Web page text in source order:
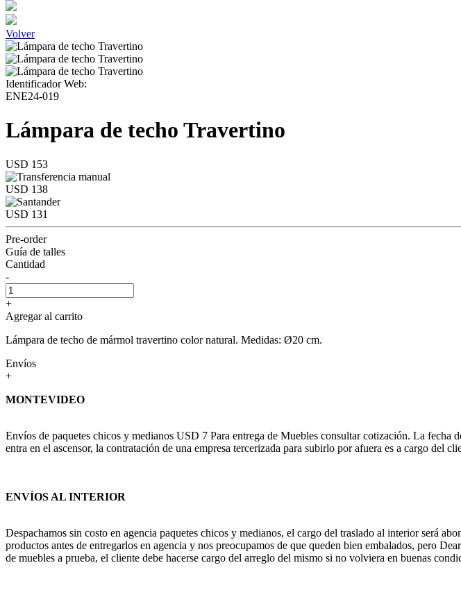
Volver
Identificador Web:
ENE24-019
Lámpara de techo Travertino
USD 153
USD 138
USD 131
Pre-order
Guía de talles
Cantidad
-
+
Agregar al carrito
Lámpara de techo de mármol travertino color natural. Medidas: Ø20 cm.
Envíos
+
MONTEVIDEO
Envíos de paquetes chicos y medianos USD 7 Para entrega de Muebles consultar cotización. La
entra en el ascensor, la contratación de una empresa tercerizada para subirlo por afuera es a cargo del
ENVÍOS AL INTERIOR
Despachamos sin costo en agencia paquetes chicos y medianos, el cargo del traslado al interior será
productos antes de entregarlos en agencia y nos preocupamos de que queden bien embalados, pero
de muebles a prueba, el cliente debe hacerse cargo del arreglo del mismo si no volviera en buenas